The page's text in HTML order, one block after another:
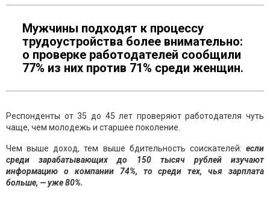
Мужчины подходят к процессу
трудоустройства более внимательно:
о проверке работодателей сообщили
77% из них против 71% среди женщин.
Респонденты от 35 до 45 лет проверяют работодателя чуть
чаще, чем молодежь и старшее поколение.
Чем выше доход, тем выше бдительность соискателей: если
среди зарабатывающих до 150 тысяч рублей изучают
информацию о компании 74%, то среди тех, чья зарплата
больше, — уже 80%.